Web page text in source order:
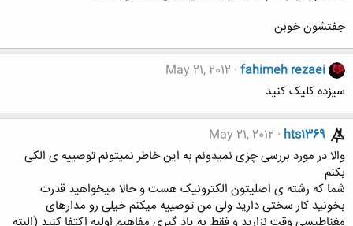
جفتشون خوبن
fahimeh rezaei
May 21, 2012
سیزده کلیک کنید
hts1369
May 21, 2012
والا در مورد بررسی چزی نمیدونم به این خاطر نمیتونم توصییه ی الکی
بکنم
شما که رشته ی اصلیتون الکترونیک هست و حالا میخواهید قدرت
بخونید کار سختی دارید ولی من توصییه میکنم خیلی رو مدارهای